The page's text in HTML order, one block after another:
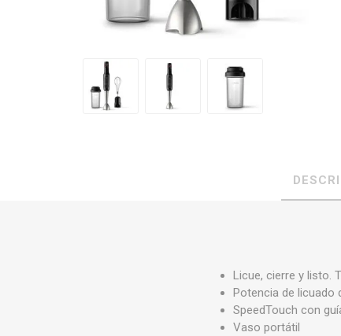
Licue, cierre y listo.
Potencia de licuado
SpeedTouch con
Vaso portátil